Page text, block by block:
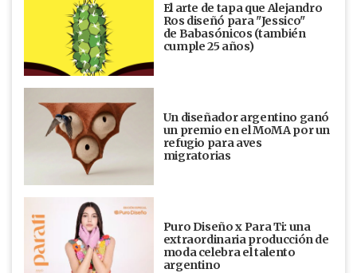
El arte de tapa que Alejandro
Ros diseñó para "Jessico"
de Babasónicos (también
cumple 25 años)
Un diseñador argentino ganó
un premio en el MoMA por un
refugio para aves
migratorias
Puro Diseño x Para Ti: una
extraordinaria producción de
moda celebra el talento
argentino